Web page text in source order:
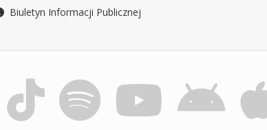
Biuletyn Informacji Publicznej